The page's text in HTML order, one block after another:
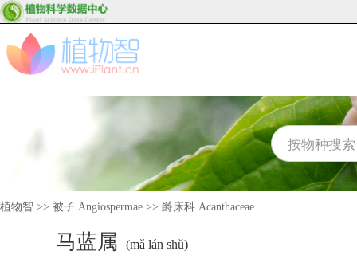
植物智 >> 被子 Angiospermae >> 爵床科 Acanthaceae
马蓝属 (mǎ lán shǔ)